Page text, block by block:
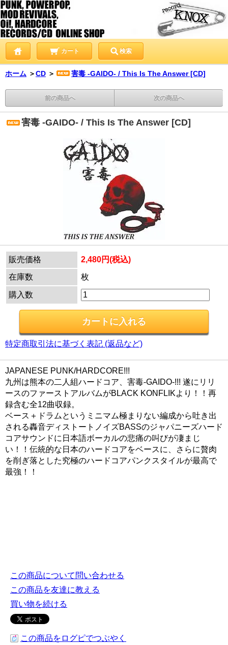
カート 検索
ホーム ＞CD ＞ 害毒 -GAIDO- / This Is The Answer [CD]
前の商品へ 次の商品へ
害毒 -GAIDO- / This Is The Answer [CD]
販売価格
2,480円(税込)
在庫数
枚
購入数
特定商取引法に基づく表記 (返品など)
JAPANESE PUNK/HARDCORE!!!
九州は熊本の二人組ハードコア、害毒-GAIDO-!!! 遂にリリ
ースのファーストアルバムがBLACK KONFLIKより！！再
録含む全12曲収録。
ベース＋ドラムというミニマム極まりない編成から吐き出
される轟音ディストートノイズBASSのジャパニーズハード
コアサウンドに日本語ボーカルの悲痛の叫びが凄まじ
い！！伝統的な日本のハードコアをベースに、さらに贅肉
を削ぎ落とした究極のハードコアパンクスタイルが最高で
最強！！
この商品について問い合わせる
この商品を友達に教える
買い物を続ける
この商品をログピでつぶやく